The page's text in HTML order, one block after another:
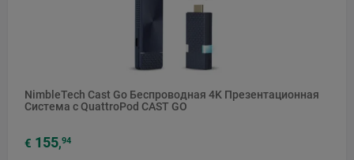
NimbleTech Cast Go Беспроводная 4K Презентационная
Система с QuattroPod CAST GO
€ 155,94